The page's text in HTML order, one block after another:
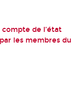
de l’état
les membres du